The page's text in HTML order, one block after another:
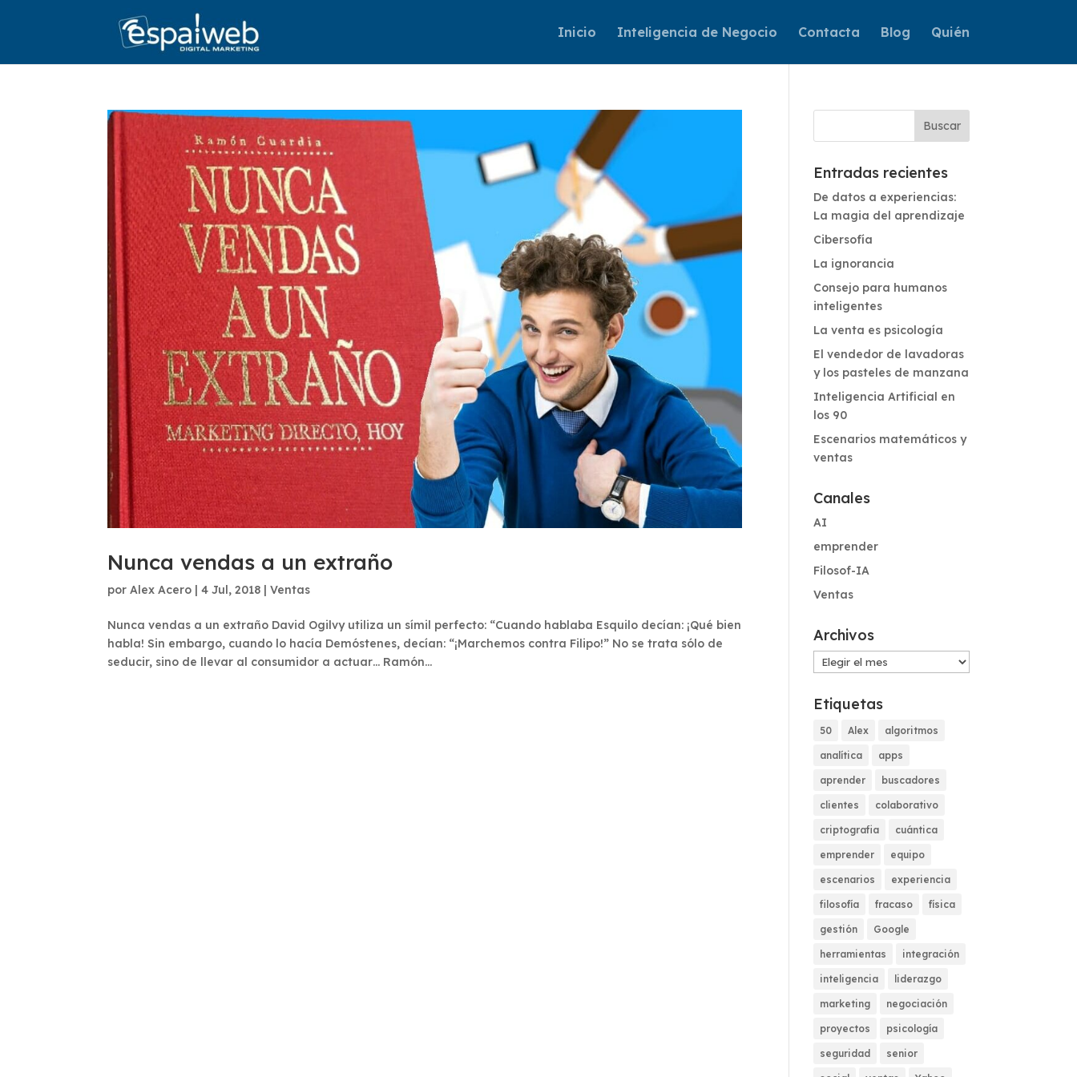
Inicio Inteligencia de Negocio Contacta Blog Quién
Nunca vendas a un extraño
porAlex Acero |4 Jul, 2018 |Ventas
Nunca vendas a un extraño David Ogilvy utiliza un símil perfecto: “Cuando hablaba Esquilo decían: ¡Qué bien
habla! Sin embargo, cuando lo hacía Demóstenes, decían: “¡Marchemos contra Filipo!” No se trata sólo de
seducir, sino de llevar al consumidor a actuar… Ramón...
Entradas recientes
De datos a experiencias:
La magia del aprendizaje
Cibersofía
La ignorancia
Consejo para humanos
inteligentes
La venta es psicología
El vendedor de lavadoras
y los pasteles de manzana
Inteligencia Artificial en
los 90
Escenarios matemáticos y
ventas
Canales
AI
emprender
Filosof-IA
Ventas
Archivos
Archivos
Etiquetas
50 Alex algoritmos
analítica apps
aprender buscadores
clientes colaborativo
criptografia cuántica
emprender equipo
escenarios experiencia
filosofía fracaso física
gestión Google
herramientas integración
inteligencia liderazgo
marketing negociación
proyectos psicología
seguridad senior